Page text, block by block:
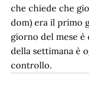
che chiede che
dom) era il primo
giorno del mese
della settimana e`
controllo.